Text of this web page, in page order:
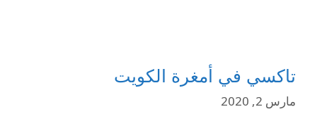
تاكسي في أمغرة الكويت
مارس 2, 2020